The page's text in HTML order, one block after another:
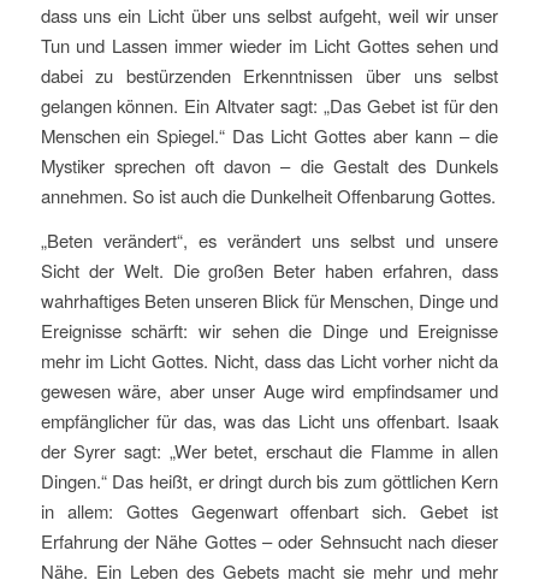
dass uns ein Licht über uns selbst aufgeht, weil wir unser
Tun und Lassen immer wieder im Licht Gottes sehen und
dabei zu bestürzenden Erkenntnissen über uns selbst
gelangen können. Ein Altvater sagt: „Das Gebet ist für den
Menschen ein Spiegel.“ Das Licht Gottes aber kann – die
Mystiker sprechen oft davon – die Gestalt des Dunkels
annehmen. So ist auch die Dunkelheit Offenbarung Gottes.
„Beten verändert“, es verändert uns selbst und unsere
Sicht der Welt. Die großen Beter haben erfahren, dass
wahrhaftiges Beten unseren Blick für Menschen, Dinge und
Ereignisse schärft: wir sehen die Dinge und Ereignisse
mehr im Licht Gottes. Nicht, dass das Licht vorher nicht da
gewesen wäre, aber unser Auge wird empfindsamer und
empfänglicher für das, was das Licht uns offenbart. Isaak
der Syrer sagt: „Wer betet, erschaut die Flamme in allen
Dingen.“ Das heißt, er dringt durch bis zum göttlichen Kern
in allem: Gottes Gegenwart offenbart sich. Gebet ist
Erfahrung der Nähe Gottes – oder Sehnsucht nach dieser
Nähe. Ein Leben des Gebets macht sie mehr und mehr